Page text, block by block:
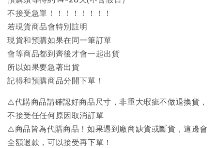
不接受急單！！！！！！！！
若現貨商品會特別註明
現貨和預購如果在同一筆訂單
會等商品都到齊後才會一起出貨
所以如果要急著出貨
記得和預購商品分開下單！
⚠️代購商品請確認好商品尺寸，非重大瑕疵不做退換貨，
不接受任任何原因取消訂單
⚠️商品皆為代購商品！如果遇到廠商缺貨或斷貨，這邊會
全額退款，可以接受再下單！